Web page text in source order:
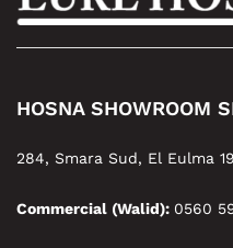
HOSNA SHOWROOM
284, Smara Sud, El Eulma
Commercial (Walid): 0560